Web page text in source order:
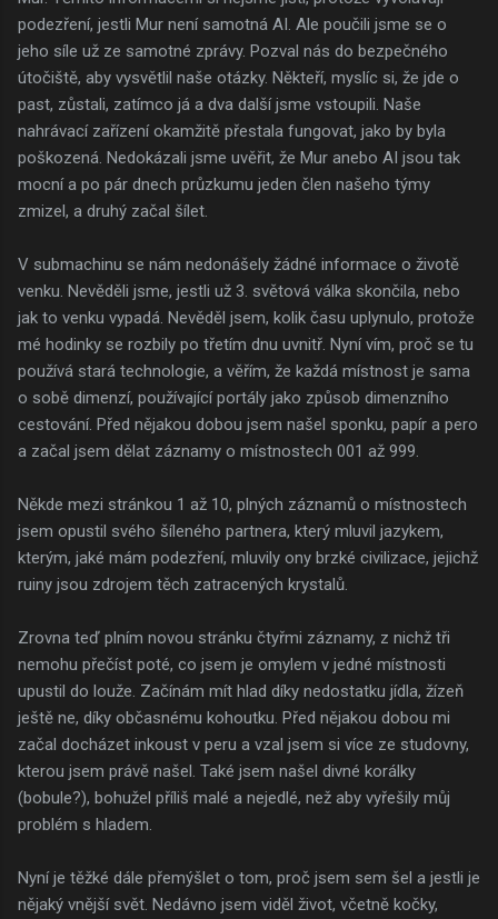
podezření, jestli Mur není samotná AI. Ale poučili jsme se o
jeho síle už ze samotné zprávy. Pozval nás do bezpečného
útočiště, aby vysvětlil naše otázky. Někteří, myslíc si, že jde o
past, zůstali, zatímco já a dva další jsme vstoupili. Naše
nahrávací zařízení okamžitě přestala fungovat, jako by byla
poškozená. Nedokázali jsme uvěřit, že Mur anebo AI jsou tak
mocní a po pár dnech průzkumu jeden člen našeho týmy
zmizel, a druhý začal šílet.
V submachinu se nám nedonášely žádné informace o životě
venku. Nevěděli jsme, jestli už 3. světová válka skončila, nebo
jak to venku vypadá. Nevěděl jsem, kolik času uplynulo, protože
mé hodinky se rozbily po třetím dnu uvnitř. Nyní vím, proč se tu
používá stará technologie, a věřím, že každá místnost je sama
o sobě dimenzí, používající portály jako způsob dimenzního
cestování. Před nějakou dobou jsem našel sponku, papír a pero
a začal jsem dělat záznamy o místnostech 001 až 999.
Někde mezi stránkou 1 až 10, plných záznamů o místnostech
jsem opustil svého šíleného partnera, který mluvil jazykem,
kterým, jaké mám podezření, mluvily ony brzké civilizace, jejichž
ruiny jsou zdrojem těch zatracených krystalů.
Zrovna teď plním novou stránku čtyřmi záznamy, z nichž tři
nemohu přečíst poté, co jsem je omylem v jedné místnosti
upustil do louže. Začínám mít hlad díky nedostatku jídla, žízeň
ještě ne, díky občasnému kohoutku. Před nějakou dobou mi
začal docházet inkoust v peru a vzal jsem si více ze studovny,
kterou jsem právě našel. Také jsem našel divné korálky
(bobule?), bohužel příliš malé a nejedlé, než aby vyřešily můj
problém s hladem.
Nyní je těžké dále přemýšlet o tom, proč jsem sem šel a jestli je
nějaký vnější svět. Nedávno jsem viděl život, včetně kočky,